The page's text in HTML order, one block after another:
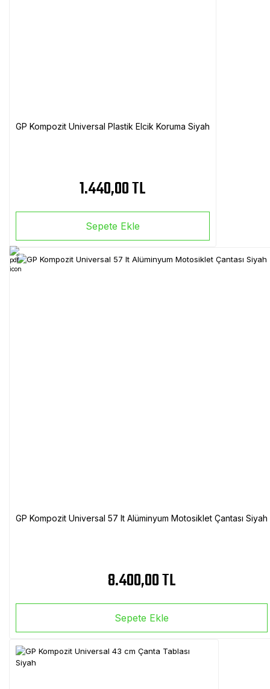
GP Kompozit Universal Plastik Elcik Koruma Siyah
1.440,00 TL
Sepete Ekle
GP Kompozit Universal 57 lt Alüminyum Motosiklet Çantası Siyah
8.400,00 TL
Sepete Ekle